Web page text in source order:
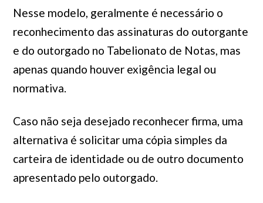
Nesse modelo, geralmente é necessário o
reconhecimento das assinaturas do outorgante
e do outorgado no Tabelionato de Notas, mas
apenas quando houver exigência legal ou
normativa.
Caso não seja desejado reconhecer firma, uma
alternativa é solicitar uma cópia simples da
carteira de identidade ou de outro documento
apresentado pelo outorgado.